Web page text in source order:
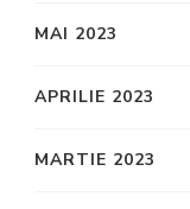
MAI 2023
APRILIE 2023
MARTIE 2023